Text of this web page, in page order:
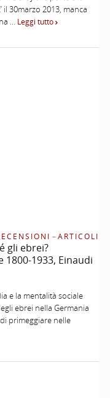
il 30marzo 2013, manca
… Leggi tutto
–ARTICOLI
gli ebrei?
1800-1933, Einaudi
e la mentalità sociale
ebrei nella Germania
primeggiare nelle